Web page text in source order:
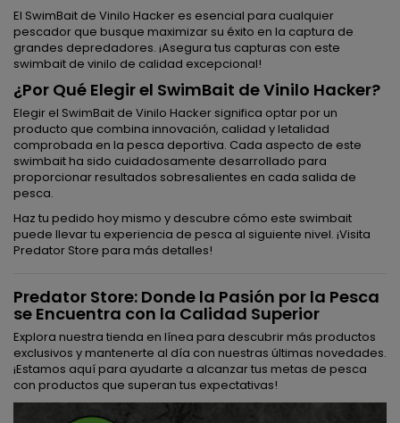
El SwimBait de Vinilo Hacker es esencial para cualquier
pescador que busque maximizar su éxito en la captura de
grandes depredadores. ¡Asegura tus capturas con este
swimbait de vinilo de calidad excepcional!
¿Por Qué Elegir el SwimBait de Vinilo Hacker?
Elegir el SwimBait de Vinilo Hacker significa optar por un
producto que combina innovación, calidad y letalidad
comprobada en la pesca deportiva. Cada aspecto de este
swimbait ha sido cuidadosamente desarrollado para
proporcionar resultados sobresalientes en cada salida de
pesca.
Haz tu pedido hoy mismo y descubre cómo este swimbait
puede llevar tu experiencia de pesca al siguiente nivel. ¡Visita
Predator Store para más detalles!
Predator Store: Donde la Pasión por la Pesca
se Encuentra con la Calidad Superior
Explora nuestra tienda en línea para descubrir más productos
exclusivos y mantenerte al día con nuestras últimas novedades.
¡Estamos aquí para ayudarte a alcanzar tus metas de pesca
con productos que superan tus expectativas!